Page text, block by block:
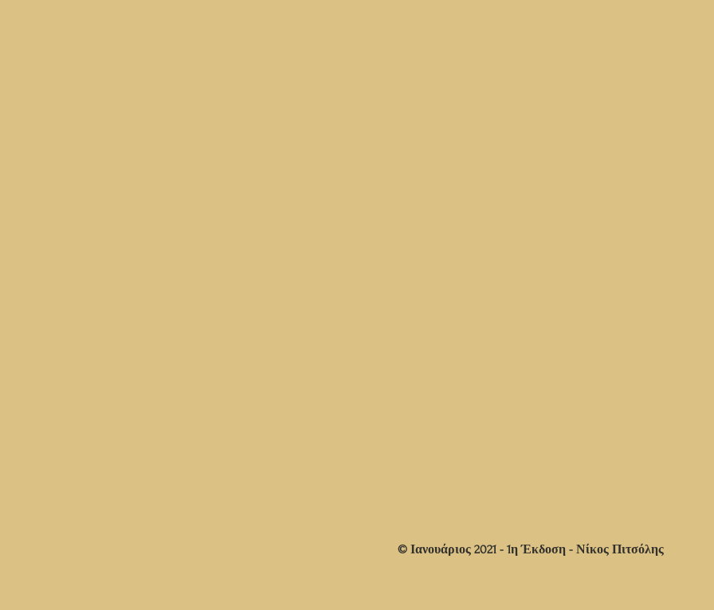
© Ιανουάριος 2021 - 1η Έκδοση - Νίκος Πιτσόλης